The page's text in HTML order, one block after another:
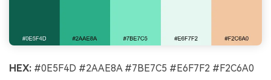
HEX: #0E5F4D #2AAE8A #7BE7C5 #E6F7F2 #F2C6A0